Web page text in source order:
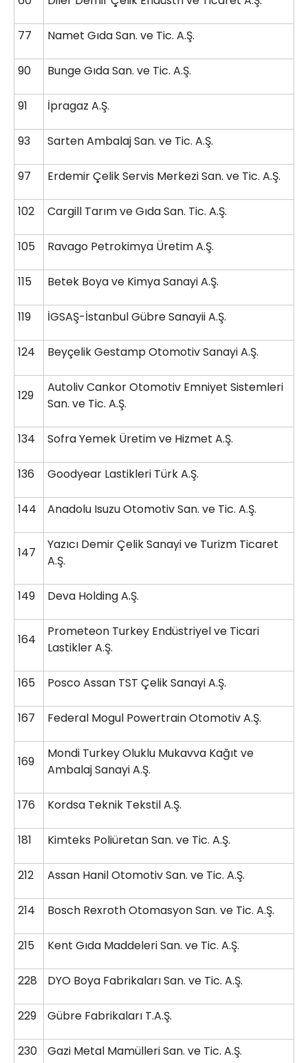
77 Namet Gıda San. ve Tic. A.Ş.
90 Bunge Gıda San. ve Tic. A.Ş.
91 İpragaz A.Ş.
93 Sarten Ambalaj San. ve Tic. A.Ş.
97 Erdemir Çelik Servis Merkezi San. ve Tic. A.Ş.
102 Cargill Tarım ve Gıda San. Tic. A.Ş.
105 Ravago Petrokimya Üretim A.Ş.
115 Betek Boya ve Kimya Sanayi A.Ş.
119 İGSAŞ-İstanbul Gübre Sanayii A.Ş.
124 Beyçelik Gestamp Otomotiv Sanayi A.Ş.
129
Autoliv Cankor Otomotiv Emniyet Sistemleri
San. ve Tic. A.Ş.
134 Sofra Yemek Üretim ve Hizmet A.Ş.
136 Goodyear Lastikleri Türk A.Ş.
144 Anadolu Isuzu Otomotiv San. ve Tic. A.Ş.
147
Yazıcı Demir Çelik Sanayi ve Turizm Ticaret
A.Ş.
149 Deva Holding A.Ş.
164
Prometeon Turkey Endüstriyel ve Ticari
Lastikler A.Ş.
165 Posco Assan TST Çelik Sanayi A.Ş.
167 Federal Mogul Powertrain Otomotiv A.Ş.
169
Mondi Turkey Oluklu Mukavva Kağıt ve
Ambalaj Sanayi A.Ş.
176 Kordsa Teknik Tekstil A.Ş.
181 Kimteks Poliüretan San. ve Tic. A.Ş.
212 Assan Hanil Otomotiv San. ve Tic. A.Ş.
214 Bosch Rexroth Otomasyon San. ve Tic. A.Ş.
215 Kent Gıda Maddeleri San. ve Tic. A.Ş.
228 DYO Boya Fabrikaları San. ve Tic. A.Ş.
229 Gübre Fabrikaları T.A.Ş.
230 Gazi Metal Mamülleri San. ve Tic. A.Ş.